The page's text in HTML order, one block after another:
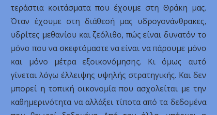
τεράστια κοιτάσματα που έχουμε στη Θράκη μας.
Όταν έχουμε στη διάθεσή μας υδρογονάνθρακες,
υδρίτες μεθανίου και ζεόλιθο, πώς είναι δυνατόν το
μόνο που να σκεφτόμαστε να είναι να πάρουμε μόνο
και μόνο μέτρα εξοικονόμησης. Κι όμως αυτό
γίνεται λόγω έλλειψης υψηλής στρατηγικής. Και δεν
μπορεί η τοπική οικονομία που ασχολείται με την
καθημερινότητα να αλλάξει τίποτα από τα δεδομένα